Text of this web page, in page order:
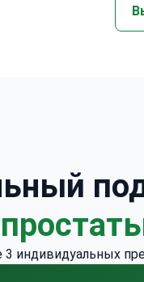
индивидуальных